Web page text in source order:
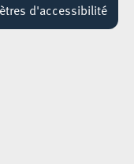
d'accessibilité